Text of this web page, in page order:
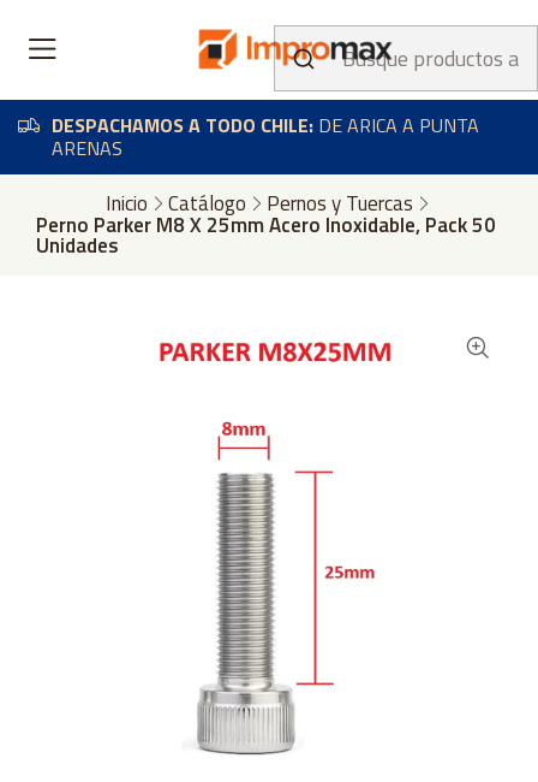
DESPACHAMOS A TODO CHILE: DE ARICA A PUNTA
ARENAS
Inicio Catálogo Pernos y Tuercas
Perno Parker M8 X 25mm Acero Inoxidable, Pack 50
Unidades